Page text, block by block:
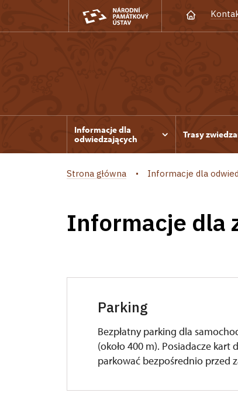
Informacje dla
odwiedzających
Trasy
Strona główna Informacje dla
Informacje dla
Parking
Bezpłatny parking dla
(około 400 m). Posiadacze
parkować bezpośrednio przed